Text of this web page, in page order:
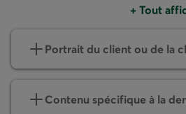
+ Tout
Portrait du client ou de la
Contenu spécifique à la